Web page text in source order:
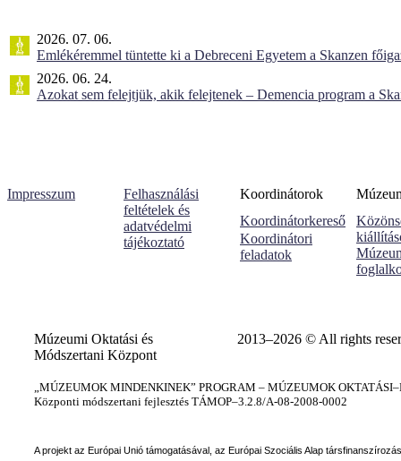
2026. 07. 06.
Emlékéremmel tüntette ki a Debreceni Egyetem a Skanzen
2026. 06. 24.
Azokat sem felejtjük, akik felejtenek – Demencia program a
Impresszum
Felhasználási
feltételek és
adatvédelmi
tájékoztató
Koordinátorok
Koordinátorkereső
Koordinátori
feladatok
Múzeumi Oktatási és
Módszertani Központ
2013–2026 © All rights
„MÚZEUMOK MINDENKINEK” PROGRAM – MÚZEUMOK
Központi módszertani fejlesztés TÁMOP–3.2.8/A-08-2008-0002
A projekt az Európai Unió támogatásával, az Európai Szociális Alap